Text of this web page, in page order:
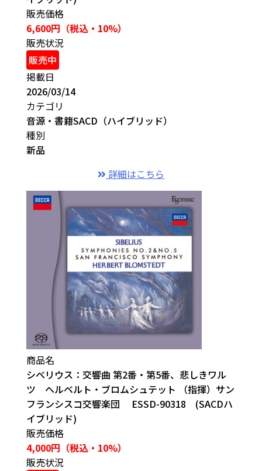
販売価格
6,600円（税込・10%）
販売状況
販売中
掲載日
2026/03/14
カテゴリ
音源・書籍SACD（ハイブリッド）
種別
新品
詳細はこちら
商品名
シベリウス：交響曲 第2番・第5番、悲しきワル
ツ ヘルベルト・ブロムシュテット （指揮）サン
フランシスコ交響楽団 ESSD-90318 (SACDハ
イブリッド)
販売価格
4,000円（税込・10%）
販売状況